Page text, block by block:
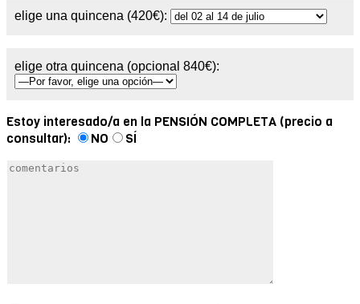
elige una quincena (420€):
elige otra quincena (opcional 840€):
Estoy interesado/a en la PENSIÓN COMPLETA (precio a
consultar):
NO SÍ